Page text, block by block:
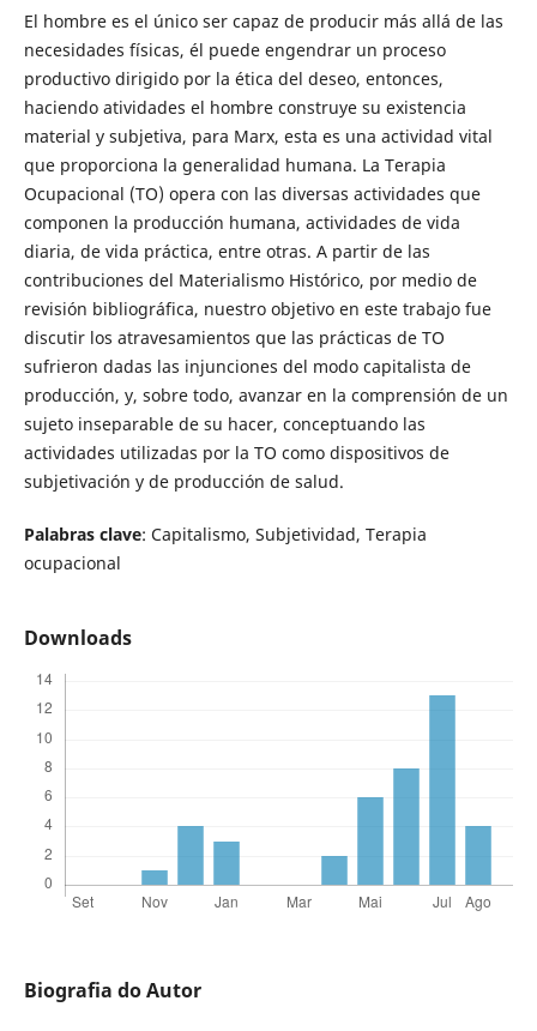
El hombre es el único ser capaz de producir más allá de las
necesidades físicas, él puede engendrar un proceso
productivo dirigido por la ética del deseo, entonces,
haciendo atividades el hombre construye su existencia
material y subjetiva, para Marx, esta es una actividad vital
que proporciona la generalidad humana. La Terapia
Ocupacional (TO) opera con las diversas actividades que
componen la producción humana, actividades de vida
diaria, de vida práctica, entre otras. A partir de las
contribuciones del Materialismo Histórico, por medio de
revisión bibliográfica, nuestro objetivo en este trabajo fue
discutir los atravesamientos que las prácticas de TO
sufrieron dadas las injunciones del modo capitalista de
producción, y, sobre todo, avanzar en la comprensión de un
sujeto inseparable de su hacer, conceptuando las
actividades utilizadas por la TO como dispositivos de
subjetivación y de producción de salud.
Palabras clave: Capitalismo, Subjetividad, Terapia
ocupacional
Downloads
Biografia do Autor